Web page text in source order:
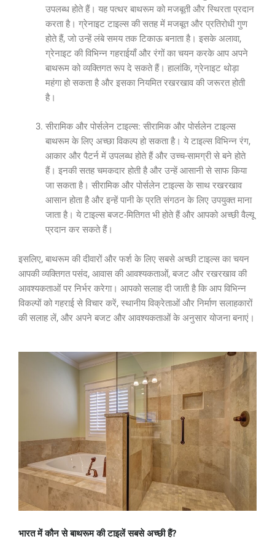
उपलब्ध होते हैं। यह पत्थर बाथरूम को मजबूती और स्थिरता प्रदान
करता है। ग्रेनाइट टाइल्स की सतह में मजबूत और प्रतिरोधी गुण
होते हैं, जो उन्हें लंबे समय तक टिकाऊ बनाता है। इसके अलावा,
ग्रेनाइट की विभिन्न गहराईयाँ और रंगों का चयन करके आप अपने
बाथरूम को व्यक्तिगत रूप दे सकते हैं। हालांकि, ग्रेनाइट थोड़ा
महंगा हो सकता है और इसका नियमित रखरखाव की जरूरत होती
है।
सीरामिक और पोर्सलेन टाइल्स: सीरामिक और पोर्सलेन टाइल्स
बाथरूम के लिए अच्छा विकल्प हो सकता है। ये टाइल्स विभिन्न रंग,
आकार और पैटर्न में उपलब्ध होते हैं और उच्च-सामग्री से बने होते
हैं। इनकी सतह चमकदार होती है और उन्हें आसानी से साफ किया
जा सकता है। सीरामिक और पोर्सलेन टाइल्स के साथ रखरखाव
आसान होता है और इन्हें पानी के प्रति संगठन के लिए उपयुक्त माना
जाता है। ये टाइल्स बजट-मितिगत भी होते हैं और आपको अच्छी वैल्यू
प्रदान कर सकते हैं।
इसलिए, बाथरूम की दीवारों और फर्श के लिए सबसे अच्छी टाइल्स का चयन
आपकी व्यक्तिगत पसंद, आवास की आवश्यकताओं, बजट और रखरखाव की
आवश्यकताओं पर निर्भर करेगा। आपको सलाह दी जाती है कि आप विभिन्न
विकल्पों को गहराई से विचार करें, स्थानीय विक्रेताओं और निर्माण सलाहकारों
की सलाह लें, और अपने बजट और आवश्यकताओं के अनुसार योजना बनाएं।
भारत में कौन से बाथरूम की टाइलें सबसे अच्छी हैं?